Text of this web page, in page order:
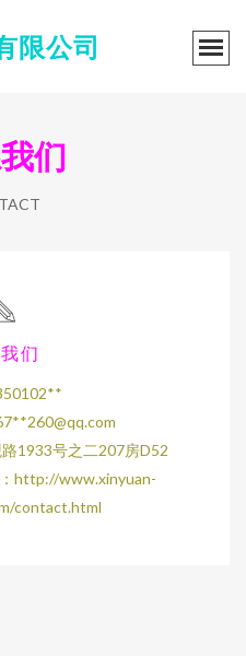
限公司
们
们
260@qq.com
1933号之二207房D52
http://www.xinyuan-
contact.html